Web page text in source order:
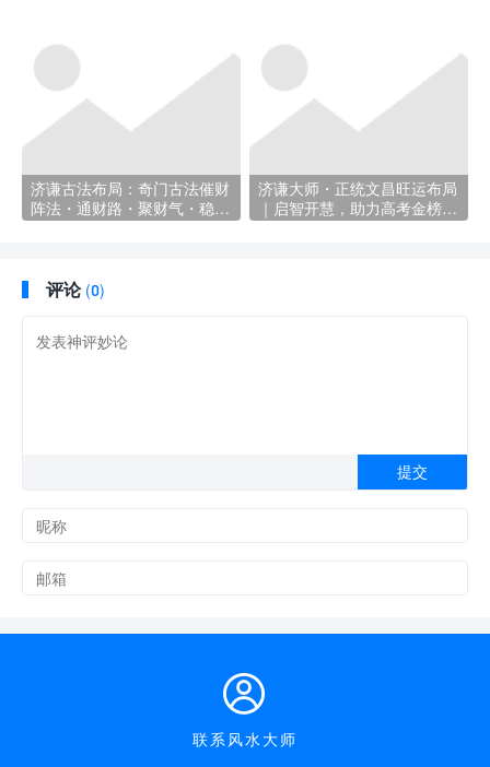
济谦古法布局：奇门古法催财
阵法・通财路・聚财气・稳财
济谦大师・正统文昌旺运布局
｜启智开慧，助力高考金榜题
评论 (0)

联系风水大师